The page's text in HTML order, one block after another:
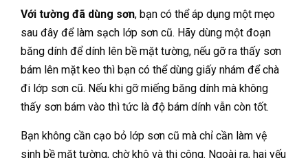
Với tường đã dùng sơn, bạn có thể áp dụng một mẹo
sau đây để làm sạch lớp sơn cũ. Hãy dùng một đoạn
băng dính để dính lên bề mặt tường, nếu gỡ ra thấy sơn
bám lên mặt keo thì bạn có thể dùng giấy nhám để chà
đi lớp sơn cũ. Nếu khi gỡ miếng băng dính mà không
thấy sơn bám vào thì tức là độ bám dính vẫn còn tốt.
Bạn không cần cạo bỏ lớp sơn cũ mà chỉ cần làm vệ
sinh bề mặt tường, chờ khô và thi công. Ngoài ra, hai yếu